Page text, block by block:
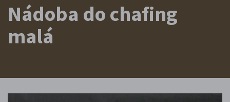
Nádoba do chafing
malá